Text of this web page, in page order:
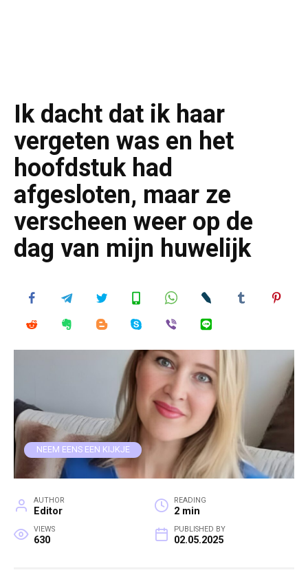
Ik dacht dat ik haar
vergeten was en het
hoofdstuk had
afgesloten, maar ze
verscheen weer op de
dag van mijn huwelijk
NEEM EENS EEN KIJKJE
AUTHOR
Editor
READING
2 min
VIEWS
630
PUBLISHED BY
02.05.2025